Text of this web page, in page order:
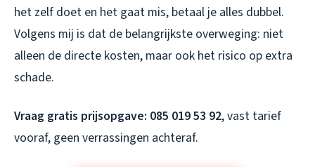
het zelf doet en het gaat mis, betaal je alles dubbel.
Volgens mij is dat de belangrijkste overweging: niet
alleen de directe kosten, maar ook het risico op extra
schade.
Vraag gratis prijsopgave: 085 019 53 92, vast tarief
vooraf, geen verrassingen achteraf.